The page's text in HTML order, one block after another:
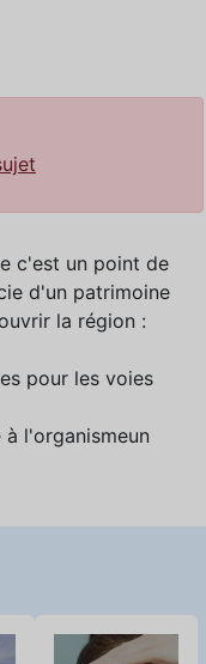
c'est un point de
d'un patrimoine
la région :
pour les voies
l'organismeun